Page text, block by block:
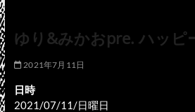
ゆり&みかおpre. ハッピ
2021年7月11日
日時
2021/07/11/日曜日